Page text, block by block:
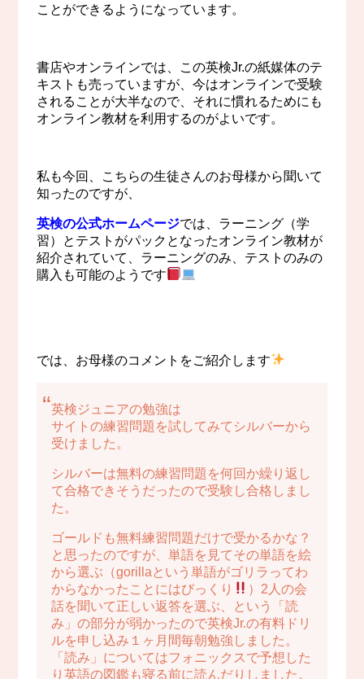
ことができるようになっています。
書店やオンラインでは、この英検Jr.の紙媒体のテ
キストも売っていますが、今はオンラインで受験
されることが大半なので、それに慣れるためにも
オンライン教材を利用するのがよいです。
私も今回、こちらの生徒さんのお母様から聞いて
知ったのですが、
英検の公式ホームページでは、ラーニング（学
習）とテストがパックとなったオンライン教材が
紹介されていて、ラーニングのみ、テストのみの
購入も可能のようです
では、お母様のコメントをご紹介します
英検ジュニアの勉強は
サイトの練習問題を試してみてシルバーから
受けました。
シルバーは無料の練習問題を何回か繰り返し
て合格できそうだったので受験し合格しまし
た。
ゴールドも無料練習問題だけで受かるかな？
と思ったのですが、単語を見てその単語を絵
から選ぶ（gorillaという単語がゴリラってわ
からなかったことにはびっくり
）2人の会
話を聞いて正しい返答を選ぶ、という「読
み」の部分が弱かったので英検Jr.の有料ドリ
ルを申し込み１ヶ月間毎朝勉強しました。
「読み」についてはフォニックスで予想した
り英語の図鑑も寝る前に読んだりしました。